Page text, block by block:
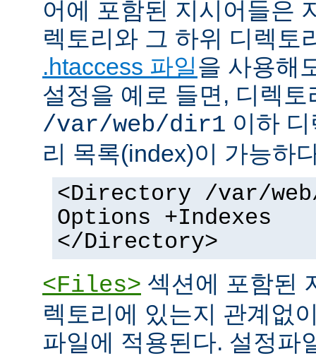
어에 포함된 지시어들은
렉토리와 그 하위 디렉토
.htaccess 파일을 사용해
설정을 예로 들면, 디렉
/var/web/dir1 이하
리 목록(index)이 가능하
<Directory /var/
Options +Indexes
</Directory>
<Files> 섹션에 포함된
렉토리에 있는지 관계없
파일에 적용된다. 설정파